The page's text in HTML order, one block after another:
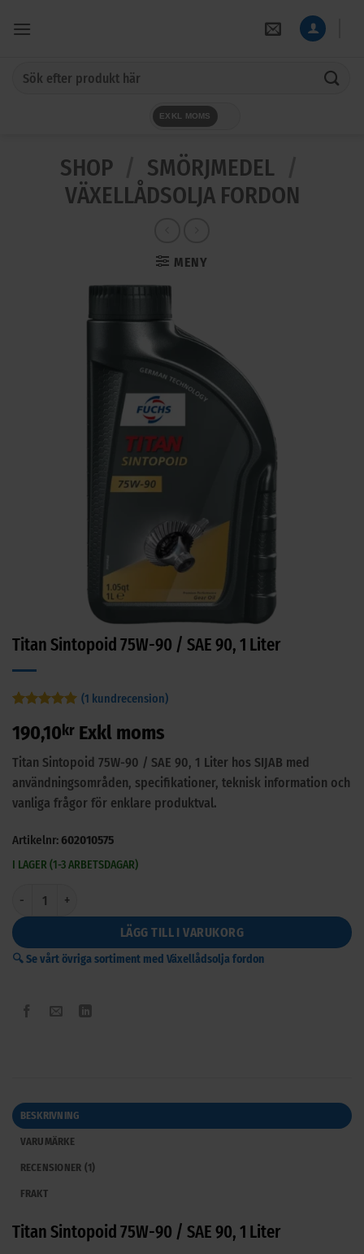
EXKL MOMS
SHOP SMÖRJMEDEL
VÄXELLÅDSOLJA FORDON
MENY
Titan Sintopoid 75W-90 / SAE 90, 1 Liter
av 5
baserat på
kundrecension
(1 kundrecension)
190,10 kr Exkl moms
Titan Sintopoid 75W-90 / SAE 90, 1 Liter hos SIJAB med
användningsområden, specifikationer, teknisk information och
vanliga frågor för enklare produktval.
Artikelnr: 602010575
I LAGER (1-3 ARBETSDAGAR)
LÄGG TILL I VARUKORG
🔍 Se vårt övriga sortiment med Växellådsolja fordon
BESKRIVNING
VARUMÄRKE
RECENSIONER (1)
FRAKT
Titan Sintopoid 75W-90 / SAE 90, 1 Liter